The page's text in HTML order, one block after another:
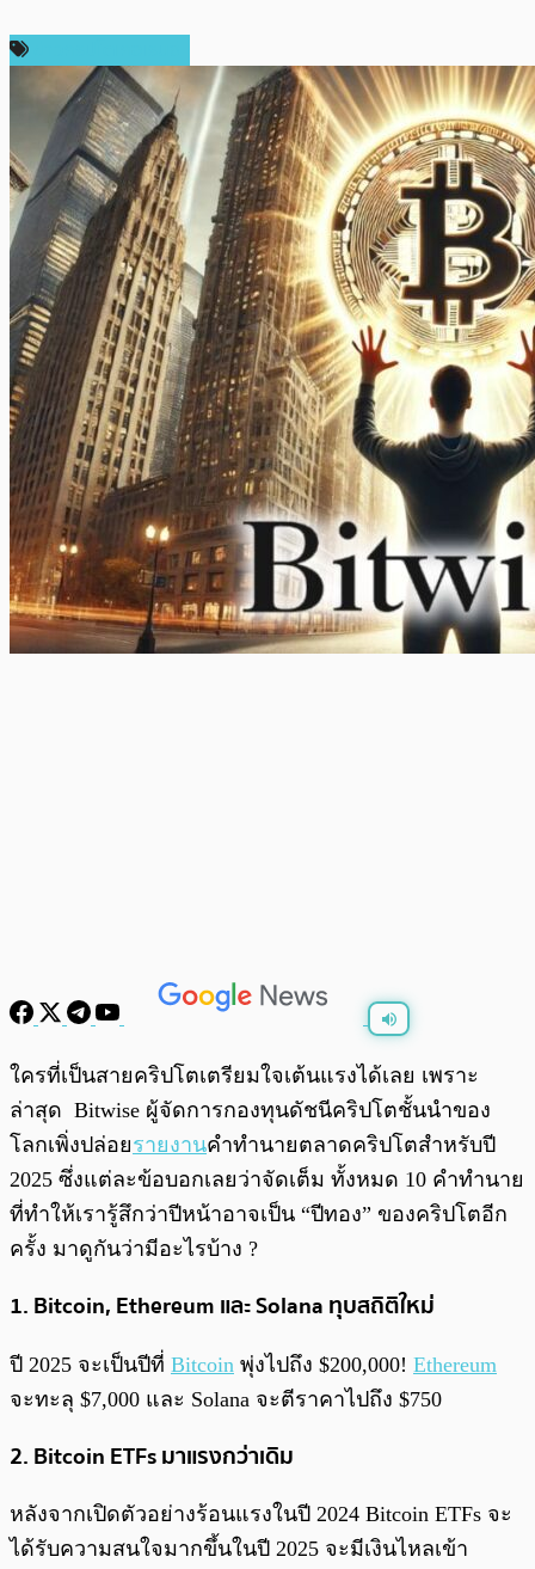
พร้อมเล่น
ใครที่เป็นสายคริปโตเตรียมใจเต้นแรงได้เลย เพราะ
ล่าสุด Bitwise ผู้จัดการกองทุนดัชนีคริปโตชั้นนำของ
โลกเพิ่งปล่อยรายงานคำทำนายตลาดคริปโตสำหรับปี
2025 ซึ่งแต่ละข้อบอกเลยว่าจัดเต็ม ทั้งหมด 10 คำทำนาย
ที่ทำให้เรารู้สึกว่าปีหน้าอาจเป็น “ปีทอง” ของคริปโตอีก
ครั้ง มาดูกันว่ามีอะไรบ้าง ?
1. Bitcoin, Ethereum และ Solana ทุบสถิติใหม่
ปี 2025 จะเป็นปีที่ Bitcoin พุ่งไปถึง $200,000! Ethereum
จะทะลุ $7,000 และ Solana จะตีราคาไปถึง $750
2. Bitcoin ETFs มาแรงกว่าเดิม
หลังจากเปิดตัวอย่างร้อนแรงในปี 2024 Bitcoin ETFs จะ
ได้รับความสนใจมากขึ้นในปี 2025 จะมีเงินไหลเข้า